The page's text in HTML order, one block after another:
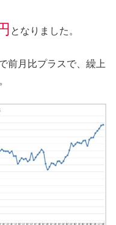
となりました。
前月比プラスで、繰上